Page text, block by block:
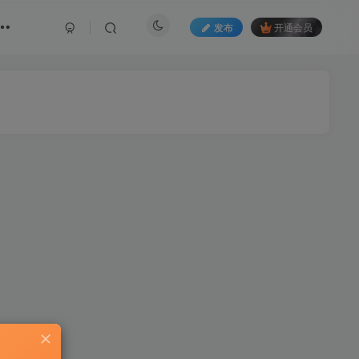
发布 开通会员